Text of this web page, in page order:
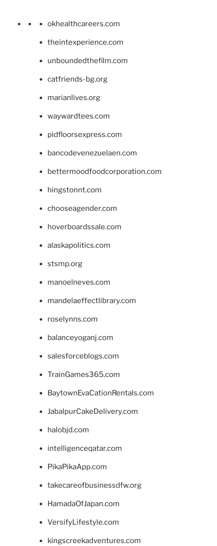
okhealthcareers.com
theintexperience.com
unboundedthefilm.com
catfriends-bg.org
marianlives.org
waywardtees.com
pidfloorsexpress.com
bancodevenezuelaen.com
bettermoodfoodcorporation.com
hingstonnt.com
chooseagender.com
hoverboardssale.com
alaskapolitics.com
stsmp.org
manoelneves.com
mandelaeffectlibrary.com
roselynns.com
balanceyoganj.com
salesforceblogs.com
TrainGames365.com
BaytownEvaCationRentals.com
JabalpurCakeDelivery.com
halobjd.com
intelligenceqatar.com
PikaPikaApp.com
takecareofbusinessdfw.org
HamadaOfJapan.com
VersifyLifestyle.com
kingscreekadventures.com